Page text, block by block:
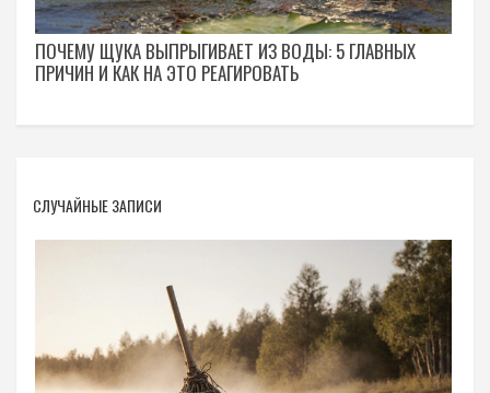
ПОЧЕМУ ЩУКА ВЫПРЫГИВАЕТ ИЗ ВОДЫ: 5 ГЛАВНЫХ
ПРИЧИН И КАК НА ЭТО РЕАГИРОВАТЬ
СЛУЧАЙНЫЕ ЗАПИСИ